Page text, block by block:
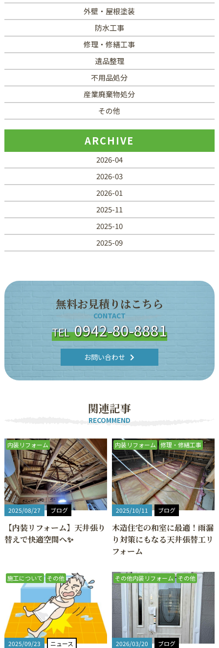
外壁・屋根塗装
防水工事
修理・修繕工事
遺品整理
不用品処分
産業廃棄物処分
その他
ARCHIVE
2026-04
2026-03
2026-01
2025-11
2025-10
2025-09
無料お見積り はこち ら
CONTACT
TEL 0942-80-8881
お問い合わせ
関連記事
RECOMMEND
内装リフォーム
2025/08/27 ブログ
【内装リフォーム】天井張り
替えで快適空間へ✨
内装リフォーム 修理・修繕工事
2025/10/11 ブログ
木造住宅の和室に最適！雨漏
り対策にもなる天井張替工リ
フォーム
施工について その他
2025/09/23 ニュース
その他内装リフォーム その他
2026/03/20 ブログ